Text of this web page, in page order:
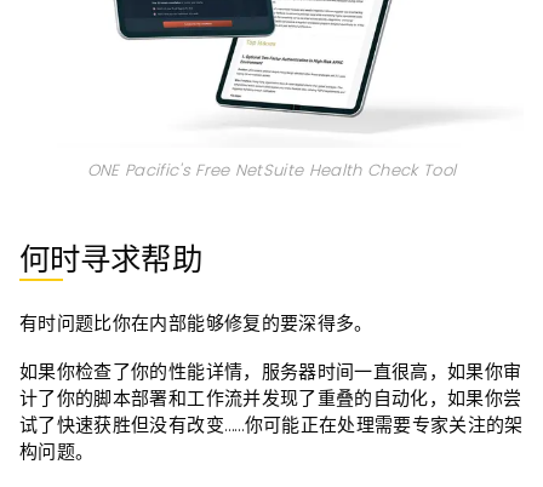
ONE Pacific's Free NetSuite Health Check Tool
何时寻求帮助
有时问题比你在内部能够修复的要深得多。
如果你检查了你的性能详情，服务器时间一直很高，如果你审
计了你的脚本部署和工作流并发现了重叠的自动化，如果你尝
试了快速获胜但没有改变……你可能正在处理需要专家关注的架
构问题。